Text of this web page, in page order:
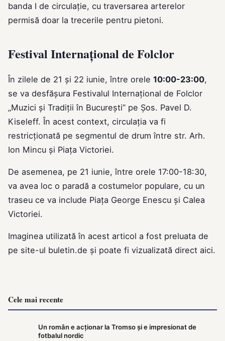
banda I de circulație, cu traversarea arterelor
permisă doar la trecerile pentru pietoni.
Festival Internațional de Folclor
În zilele de 21 și 22 iunie, între orele 10:00-23:00,
se va desfășura Festivalul Internațional de Folclor
„Muzici și Tradiții în București” pe Șos. Pavel D.
Kiseleff. În acest context, circulația va fi
restricționată pe segmentul de drum între str. Arh.
Ion Mincu și Piața Victoriei.
De asemenea, pe 21 iunie, între orele 17:00-18:30,
va avea loc o paradă a costumelor populare, cu un
traseu ce va include Piața George Enescu și Calea
Victoriei.
Imaginea utilizată în acest articol a fost preluata de
pe site-ul buletin.de și poate fi vizualizată direct aici.
Cele mai recente
Un român e acționar la Tromso și e impresionat de
fotbalul nordic